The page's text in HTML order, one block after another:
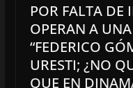
POR FALTA
OPERAN A
“FEDERICO
URESTI; ¿NO
QUE EN